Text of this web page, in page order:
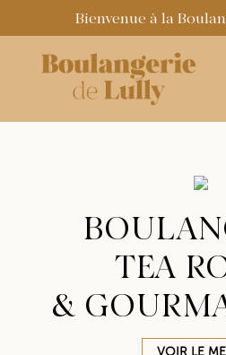
Bienvenue à la
TEA
&
VOIR LE